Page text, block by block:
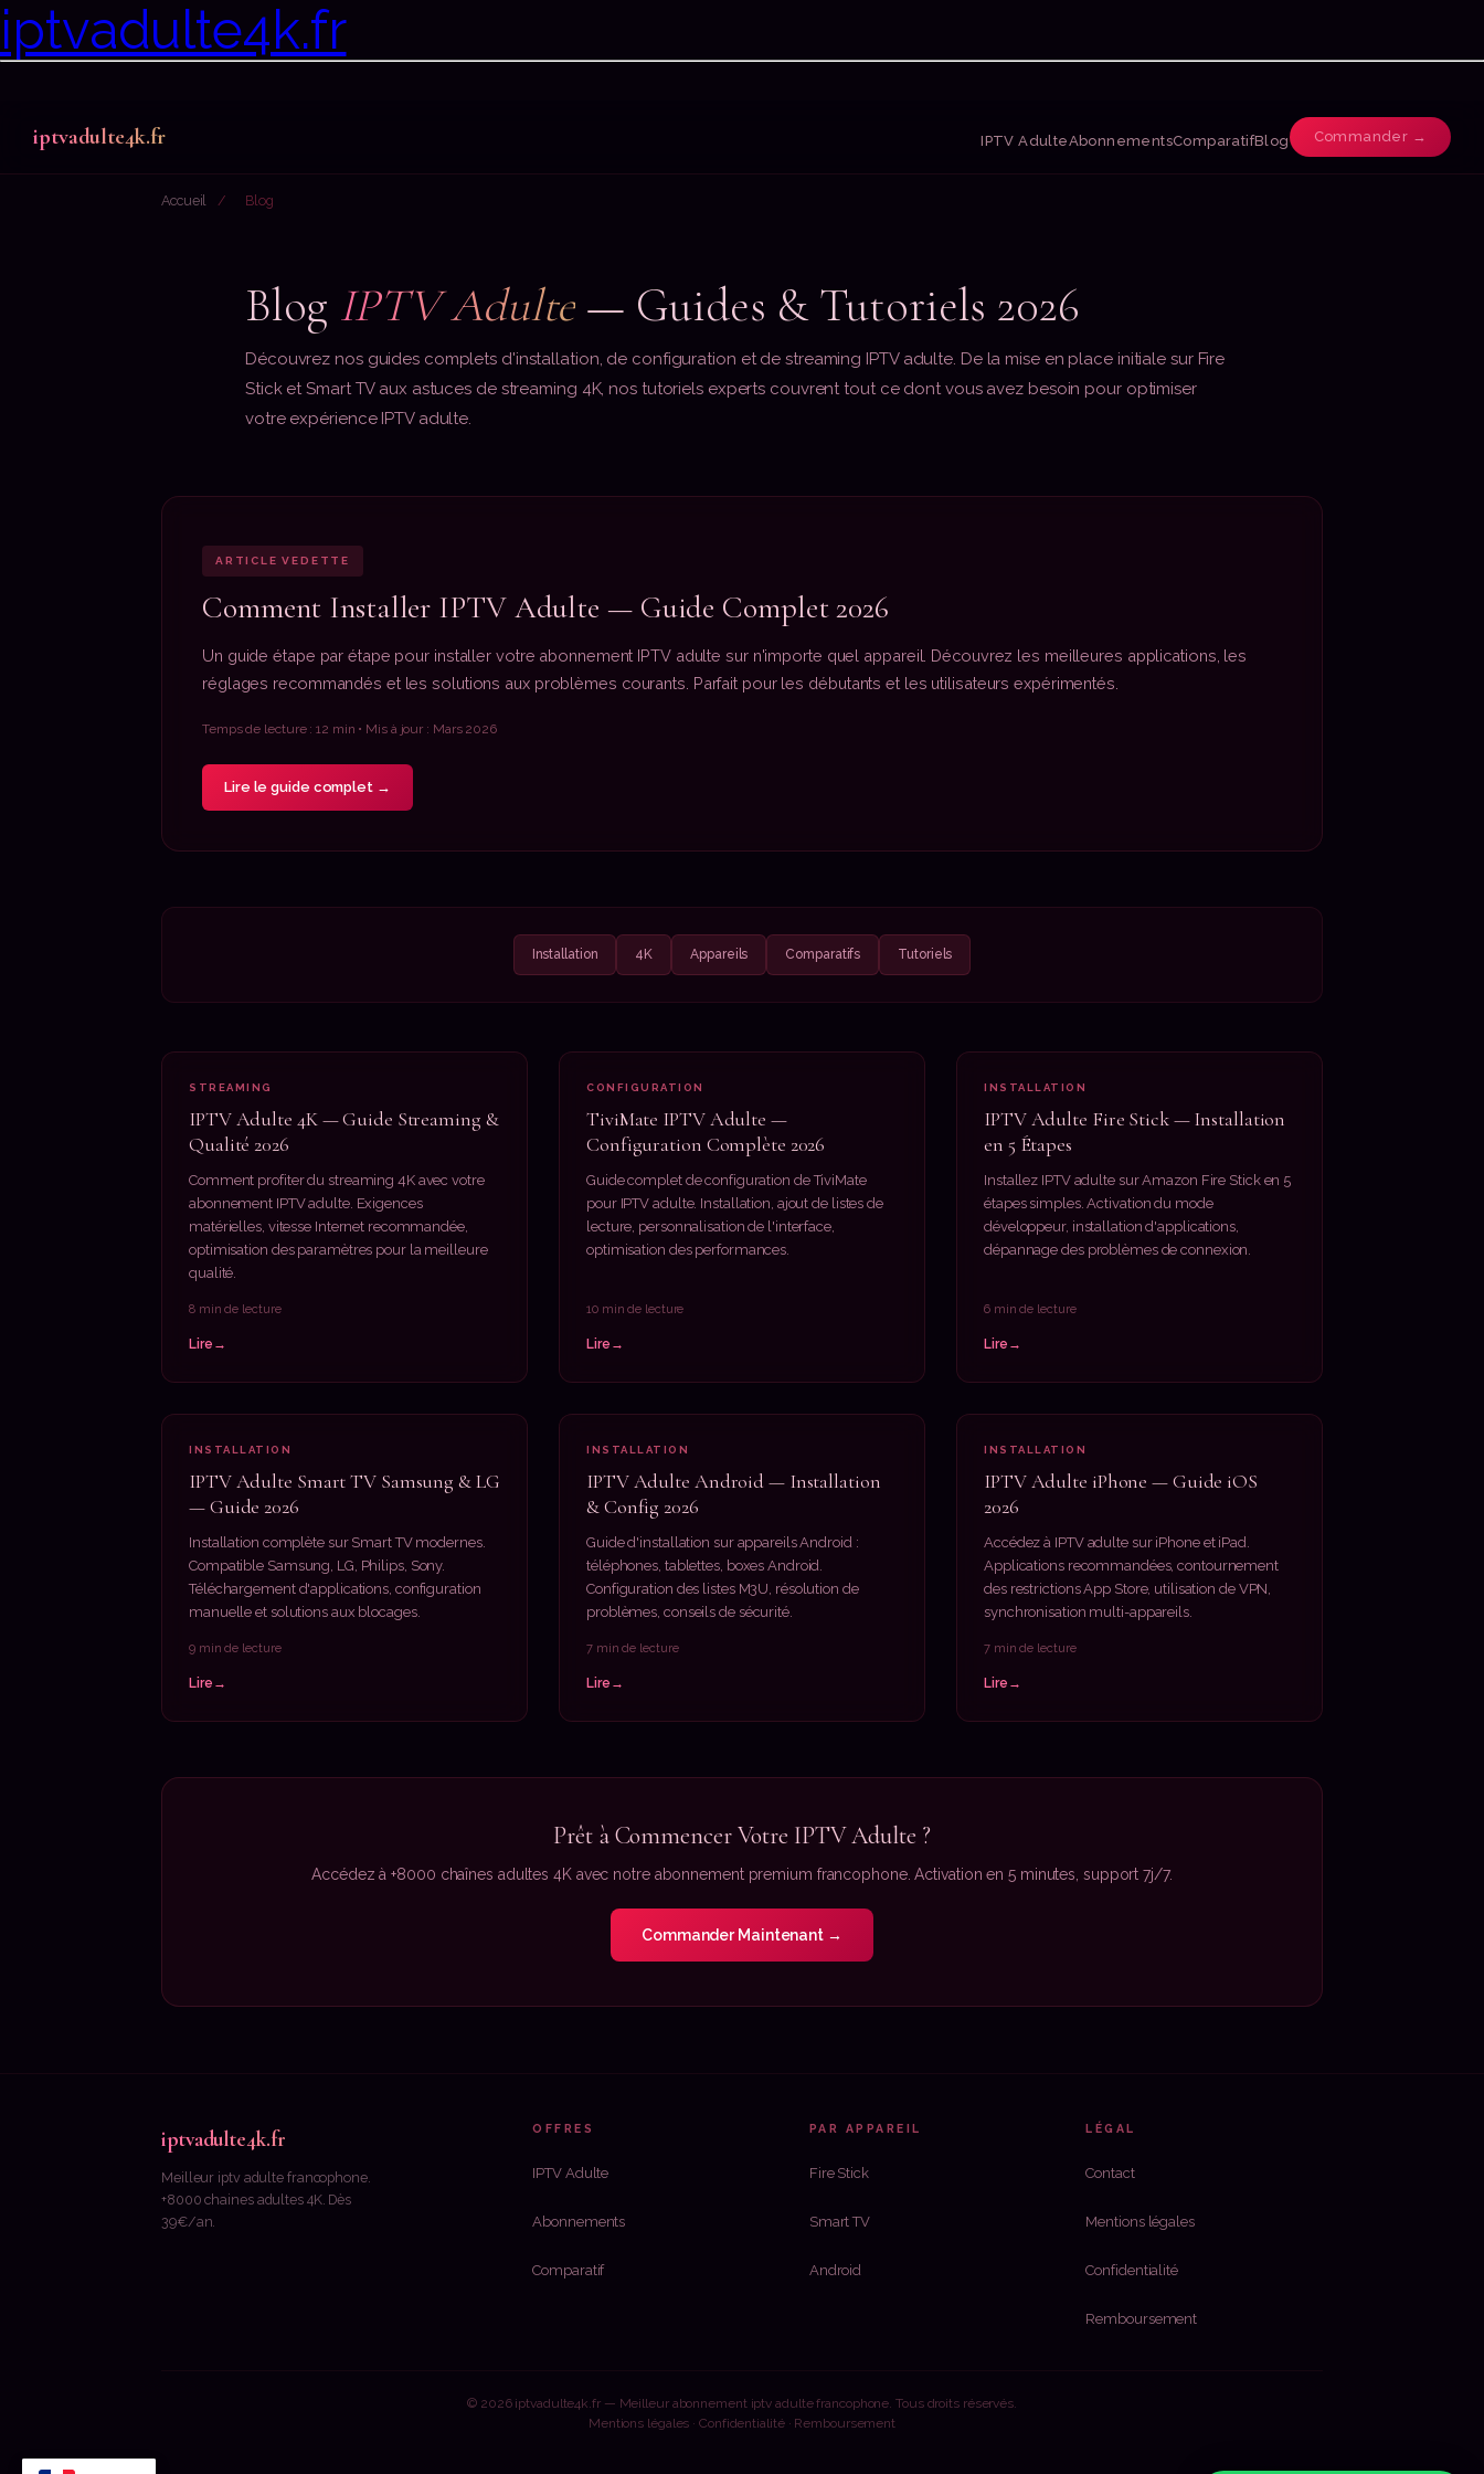
iptvadulte4k.fr
iptvadulte4k.fr IPTV AdulteAbonnementsComparatifBlog Commander →
Accueil / Blog
Blog IPTV Adulte — Guides & Tutoriels 2026
Découvrez nos guides complets d'installation, de configuration et de streaming IPTV adulte. De la mise en place initiale sur Fire
Stick et Smart TV aux astuces de streaming 4K, nos tutoriels experts couvrent tout ce dont vous avez besoin pour optimiser
votre expérience IPTV adulte.
ARTICLE VEDETTE
Comment Installer IPTV Adulte — Guide Complet 2026
Un guide étape par étape pour installer votre abonnement IPTV adulte sur n'importe quel appareil. Découvrez les meilleures applications, les
réglages recommandés et les solutions aux problèmes courants. Parfait pour les débutants et les utilisateurs expérimentés.
Temps de lecture : 12 min • Mis à jour : Mars 2026
Lire le guide complet →
Installation 4K Appareils Comparatifs Tutoriels
STREAMING
IPTV Adulte 4K — Guide Streaming &
Qualité 2026
Comment profiter du streaming 4K avec votre
abonnement IPTV adulte. Exigences
matérielles, vitesse Internet recommandée,
optimisation des paramètres pour la meilleure
qualité.
8 min de lecture
Lire
CONFIGURATION
TiviMate IPTV Adulte —
Configuration Complète 2026
Guide complet de configuration de TiviMate
pour IPTV adulte. Installation, ajout de listes de
lecture, personnalisation de l'interface,
optimisation des performances.
10 min de lecture
Lire
INSTALLATION
IPTV Adulte Fire Stick — Installation
en 5 Étapes
Installez IPTV adulte sur Amazon Fire Stick en 5
étapes simples. Activation du mode
développeur, installation d'applications,
dépannage des problèmes de connexion.
6 min de lecture
Lire
INSTALLATION
IPTV Adulte Smart TV Samsung & LG
— Guide 2026
Installation complète sur Smart TV modernes.
Compatible Samsung, LG, Philips, Sony.
Téléchargement d'applications, configuration
manuelle et solutions aux blocages.
9 min de lecture
Lire
INSTALLATION
IPTV Adulte Android — Installation
& Config 2026
Guide d'installation sur appareils Android :
téléphones, tablettes, boxes Android.
Configuration des listes M3U, résolution de
problèmes, conseils de sécurité.
7 min de lecture
Lire
INSTALLATION
IPTV Adulte iPhone — Guide iOS
2026
Accédez à IPTV adulte sur iPhone et iPad.
Applications recommandées, contournement
des restrictions App Store, utilisation de VPN,
synchronisation multi-appareils.
7 min de lecture
Lire
Prêt à Commencer Votre IPTV Adulte ?
Accédez à +8000 chaînes adultes 4K avec notre abonnement premium francophone. Activation en 5 minutes, support 7j/7.
Commander Maintenant →
iptvadulte4k.fr
Meilleur iptv adulte francophone.
+8000 chaines adultes 4K. Dès
39€/an.
OFFRES
IPTV Adulte
Abonnements
Comparatif
PAR APPAREIL
Fire Stick
Smart TV
Android
LÉGAL
Contact
Mentions légales
Confidentialité
Remboursement
© 2026 iptvadulte4k.fr — Meilleur abonnement iptv adulte francophone. Tous droits réservés.
Mentions légales ·Confidentialité· Remboursement